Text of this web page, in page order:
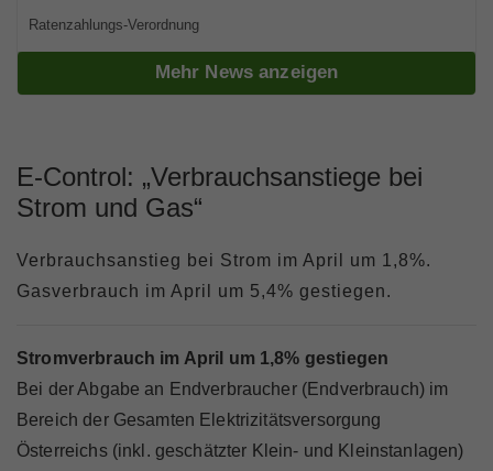
Marktteilnehmer
Ratenzahlungs-Verordnung
Mehr News anzeigen
E-Control: „Verbrauchsanstiege bei
Strom und Gas“
Verbrauchsanstieg bei Strom im April um 1,8%.
Gasverbrauch im April um 5,4% gestiegen.
Stromverbrauch im April um 1,8% gestiegen
Bei der Abgabe an Endverbraucher (Endverbrauch) im
Bereich der Gesamten Elektrizitätsversorgung
Österreichs (inkl. geschätzter Klein- und Kleinstanlagen)